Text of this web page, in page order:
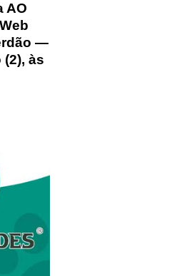
AO
—
às